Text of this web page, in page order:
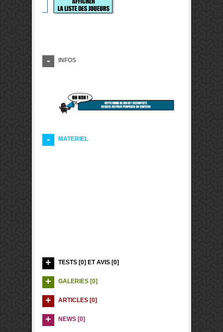
INFOS
MATERIEL
TESTS [0] ET AVIS [0]
GALERIES [0]
ARTICLES [0]
NEWS [0]